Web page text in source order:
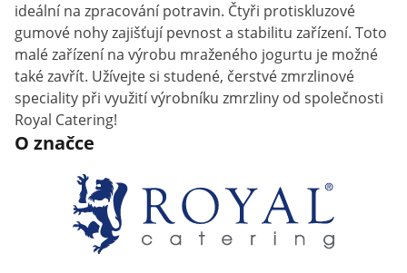
ideální na zpracování potravin. Čtyři protiskluzové
gumové nohy zajišťují pevnost a stabilitu zařízení. Toto
malé zařízení na výrobu mraženého jogurtu je možné
také zavřít. Užívejte si studené, čerstvé zmrzlinové
speciality při využití výrobníku zmrzliny od společnosti
Royal Catering!
O značce